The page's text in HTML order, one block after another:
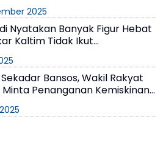
2025
Nyatakan Banyak Figur Hebat
Kaltim Tidak Ikut
Bansos, Wakil Rakyat
Penanganan Kemiskinan
Kerja